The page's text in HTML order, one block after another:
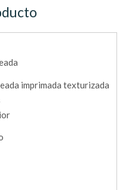
imprimada texturizada